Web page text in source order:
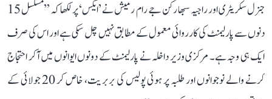
جنرل سکریٹری اور راجیہ سبھا رکن جے رام رمیش نے ’ایکس‘ پر لکھا کہ ’’مسلسل 15
دنوں سے پارلیمنٹ کی کارروائی معمول کے مطابق نہیں چل سکی ہے اور اس کی صرف
ایک ہی وجہ ہے۔ مرکزی وزیر داخلہ نے پارلیمنٹ کے دونوں ایوانوں میں آکر احتجاج
کرنے والے نوجوانوں اور طلبہ پر ہوئی پولیس کی بربریت، خاص کر 20 جولائی کے